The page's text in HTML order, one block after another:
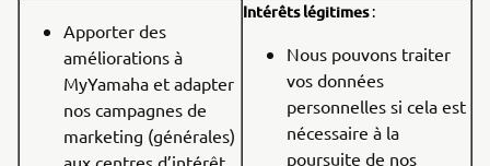
Apporter des
améliorations à
MyYamaha et adapter
nos campagnes de
marketing (générales)
aux centres d’intérêt
Intérêts légitimes:
Nous pouvons traiter
vos données
personnelles si cela est
nécessaire à la
poursuite de nos